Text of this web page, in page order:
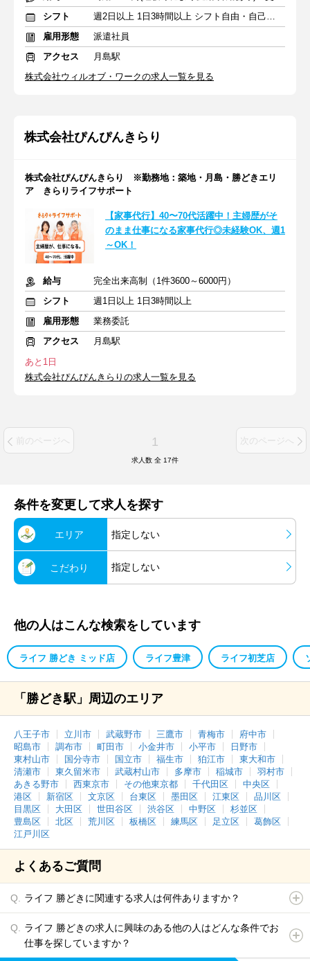
シフト
週2日以上 1日3時間以上 シフト自由・自己申告
雇用形態
派遣社員
アクセス
月島駅
株式会社ウィルオブ・ワークの求人一覧を見る
株式会社ぴんぴんきらり
株式会社ぴんぴんきらり ※勤務地：築地・月島・勝どきエリ
ア きらりライフサポート
【家事代行】40〜70代活躍中！主婦歴がそ
のまま仕事になる家事代行◎未経験OK、週1
～OK！
給与
完全出来高制（1件3600～6000円）
シフト
週1日以上 1日3時間以上
雇用形態
業務委託
アクセス
月島駅
あと1日
株式会社ぴんぴんきらりの求人一覧を見る
前のページへ 1 次のページへ
求人数 全 17件
条件を変更して求人を探す
エリア 指定しない
こだわり 指定しない
他の人はこんな検索をしています
ライフ 勝どき ミッド店 ライフ豊津 ライフ初芝店
「勝どき駅」周辺のエリア
八王子市 立川市 武蔵野市 三鷹市 青梅市
府中市
昭島市
調布市 町田市 小金井市 小平市
日野市
東村山市
国分寺市 国立市 福生市 狛江市
東大和市
清瀬市
東久留米市 武蔵村山市 多摩市 稲城市
羽村市
あきる野市
西東京市 その他東京都 千代田区
中央区
港区
新宿区 文京区 台東区 墨田区 江東区
品川区
目黒区
大田区 世田谷区 渋谷区 中野区
杉並区
豊島区
北区 荒川区 板橋区 練馬区 足立区
葛飾区
江戸川区
よくあるご質問
ライフ 勝どきに関連する求人は何件ありますか？
ライフ 勝どきの求人に興味のある他の人はどんな条件でお
仕事を探していますか？